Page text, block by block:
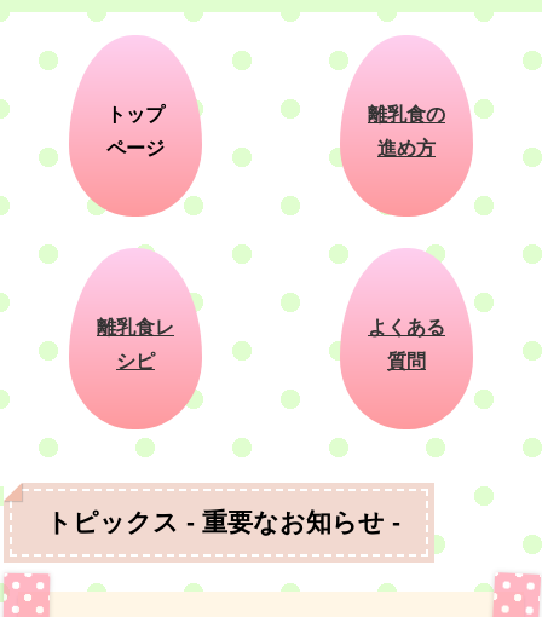
トップ
ページ
離乳食の
進め方
離乳食レ
シピ
よくある
質問
トピックス - 重要なお知らせ -